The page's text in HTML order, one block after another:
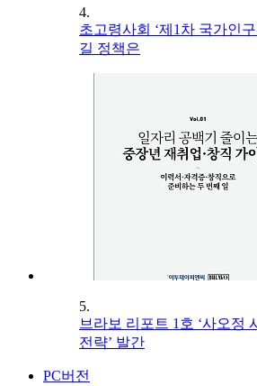
4.
초고령사회 ‘제1차 국가인
길 정책은
5.
브라보 리포트 1호 ‘사오정
전략’ 발간
PC버전